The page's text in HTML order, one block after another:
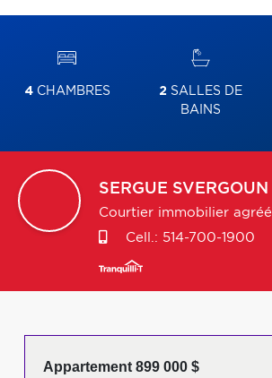
4CHAMBRES 2 SALLES DE
BAINS
SERGUE SVERGOUN
Courtier immobilier agréé
Cell.: 514-700-1900
Appartement 899 000 $